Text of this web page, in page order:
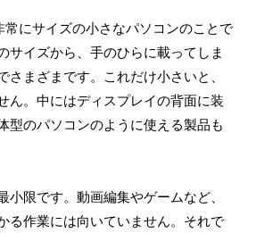
常にサイズの小さなパソコンのことで
サイズから、手のひらに載ってしま
さまざまです。これだけ小さいと、
ん。中にはディスプレイの背面に装
型のパソコンのように使える製品も
小限です。動画編集やゲームなど、
る作業には向いていません。それで